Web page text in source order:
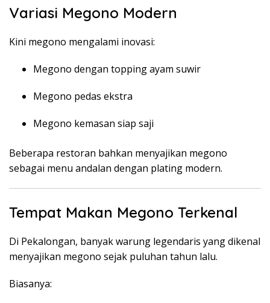
Variasi Megono Modern
Kini megono mengalami inovasi:
Megono dengan topping ayam suwir
Megono pedas ekstra
Megono kemasan siap saji
Beberapa restoran bahkan menyajikan megono
sebagai menu andalan dengan plating modern.
Tempat Makan Megono Terkenal
Di Pekalongan, banyak warung legendaris yang dikenal
menyajikan megono sejak puluhan tahun lalu.
Biasanya: